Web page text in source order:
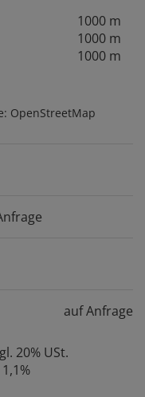
1000 m
1000 m
1000 m
OpenStreetMap
auf Anfrage
20% USt.
1,1%